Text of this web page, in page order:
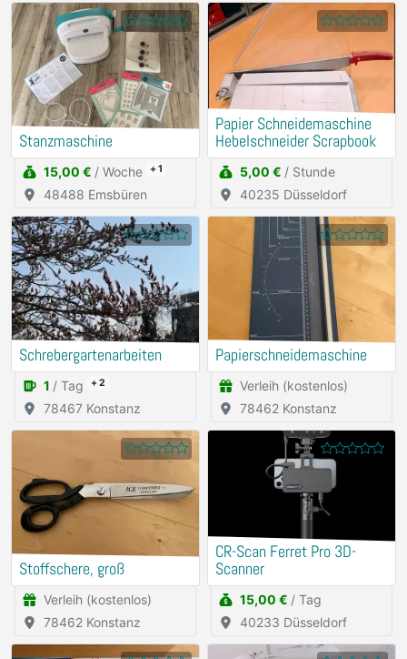
Stanzmaschine
15,00 € / Woche + 1
48488 Emsbüren
Papier Schneidemaschine
Hebelschneider Scrapbook
5,00 € / Stunde
40235 Düsseldorf
Schrebergartenarbeiten
1 / Tag + 2
78467 Konstanz
Papierschneidemaschine
Verleih (kostenlos)
78462 Konstanz
Stoffschere, groß
Verleih (kostenlos)
78462 Konstanz
CR-Scan Ferret Pro 3D-
Scanner
15,00 € / Tag
40233 Düsseldorf